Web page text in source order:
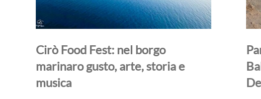
Cirò Food Fest: nel borgo
marinaro gusto, arte, storia e
musica